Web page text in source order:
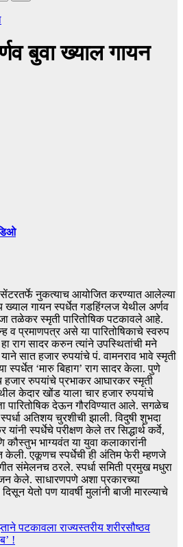
बुवा ख्याल गायन
नुकत्याच आयोजित करण्यात आलेल्या
ख्याल गायन स्पर्धेत गडहिंग्लज येथील अर्णव
तळेकर स्मृती पारितोषिक पटकावले आहे.
व प्रमाणपत्र असे या पारितोषिकाचे स्वरुप
हा राग सादर करुन त्यांने उपस्थितांची मने
सात हजार रुपयांचे पं. वामनराव भावे स्मृती
स्पर्धेत ‘मारु बिहाग’ राग सादर केला. पुणे
हजार रुपयांचे प्रभाकर आघारकर स्मृती
केदार खोंड याला चार हजार रुपयांचे
पारितोषिक देऊन गौरविण्यात आले. सगळेच
अतिशय चुरशीची झाली. विदुषी शुभदा
स्पर्धेचे परीक्षण केले तर सिद्धार्थ कर्वे,
कौस्तुभ भाग्यवंत या युवा कलाकारांनी
केली. एकूणच स्पर्धेची ही अंतिम फेरी म्हणजे
संमेलनच ठरले. स्पर्धा समिती प्रमुख मधुरा
केले. साधारणपणे अशा प्रकारच्या
दिसून येतो पण यावर्षी मुलांनी बाजी मारल्याचे
पटकावला राज्यस्तरीय शरीरसौष्ठव
!